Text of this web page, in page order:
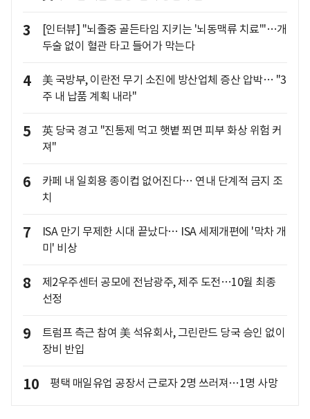
3
[인터뷰] "뇌졸중 골든타임 지키는 '뇌동맥류 치료'"…개
두술 없이 혈관 타고 들어가 막는다
4
美 국방부, 이란전 무기 소진에 방산업체 증산 압박… "3
주 내 납품 계획 내라"
5
英 당국 경고 "진통제 먹고 햇볕 쬐면 피부 화상 위험 커
져"
6
카페 내 일회용 종이컵 없어진다… 연내 단계적 금지 조
치
7
ISA 만기 무제한 시대 끝났다… ISA 세제개편에 '막차 개
미' 비상
8
제2우주센터 공모에 전남광주, 제주 도전…10월 최종
선정
9
트럼프 측근 참여 美 석유회사, 그린란드 당국 승인 없이
장비 반입
10 평택 매일유업 공장서 근로자 2명 쓰러져…1명 사망